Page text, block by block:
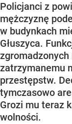
Policjanci z
mężczyznę
w budynkach
Głuszyca.
zatrzymanemu
przestępstw.
tymczasowo
Grozi mu teraz
wolności.